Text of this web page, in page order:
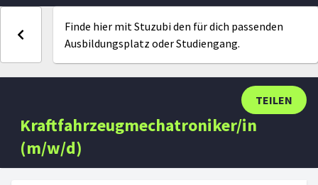
Finde hier mit Stuzubi den für dich passenden
Ausbildungsplatz oder Studiengang.
TEILEN
Kraftfahrzeugmechatroniker/in
(m/w/d)